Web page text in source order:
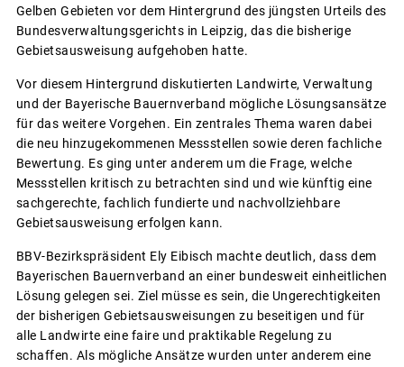
Gelben Gebieten vor dem Hintergrund des jüngsten Urteils des
Bundesverwaltungsgerichts in Leipzig, das die bisherige
Gebietsausweisung aufgehoben hatte.
Vor diesem Hintergrund diskutierten Landwirte, Verwaltung
und der Bayerische Bauernverband mögliche Lösungsansätze
für das weitere Vorgehen. Ein zentrales Thema waren dabei
die neu hinzugekommenen Messstellen sowie deren fachliche
Bewertung. Es ging unter anderem um die Frage, welche
Messstellen kritisch zu betrachten sind und wie künftig eine
sachgerechte, fachlich fundierte und nachvollziehbare
Gebietsausweisung erfolgen kann.
BBV-Bezirkspräsident Ely Eibisch machte deutlich, dass dem
Bayerischen Bauernverband an einer bundesweit einheitlichen
Lösung gelegen sei. Ziel müsse es sein, die Ungerechtigkeiten
der bisherigen Gebietsausweisungen zu beseitigen und für
alle Landwirte eine faire und praktikable Regelung zu
schaffen. Als mögliche Ansätze wurden unter anderem eine